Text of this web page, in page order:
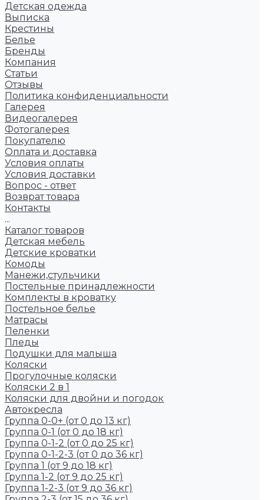
Детская одежда
Выписка
Крестины
Белье
Бренды
Компания
Статьи
Отзывы
Политика конфиденциальности
Галерея
Видеогалерея
Фотогалерея
Покупателю
Оплата и доставка
Условия оплаты
Условия доставки
Вопрос - ответ
Возврат товара
Контакты
...
Каталог товаров
Детская мебель
Детские кроватки
Комоды
Манежи,стульчики
Постельные принадлежности
Комплекты в кроватку
Постельное белье
Матрасы
Пеленки
Пледы
Подушки для малыша
Коляски
Прогулочные коляски
Коляски 2 в 1
Коляски для двойни и погодок
Автокресла
Группа 0-0+ (от 0 до 13 кг)
Группа 0-1 (от 0 до 18 кг)
Группа 0-1-2 (от 0 до 25 кг)
Группа 0-1-2-3 (от 0 до 36 кг)
Группа 1 (от 9 до 18 кг)
Группа 1-2 (от 9 до 25 кг)
Группа 1-2-3 (от 9 до 36 кг)